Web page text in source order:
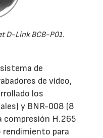
D-Link BCB-P01.
de
de vídeo,
los
y BNR-008 (8
compresión H.265
rendimiento para